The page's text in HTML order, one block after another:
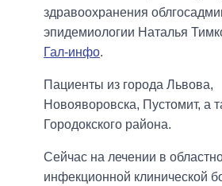
здравоохранения
эпидемиологии Наталья
Гал-инфо.
Пациенты из города Львова,
Новояворовска, Пустомит, а
Городокского района.
Сейчас на лечении в
инфекционной клинической